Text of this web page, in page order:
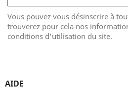
Vous pouvez vous désinscrire à
trouverez pour cela nos
conditions d'utilisation du site.
AIDE